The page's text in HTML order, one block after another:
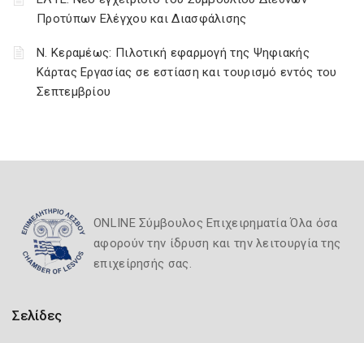
Προτύπων Ελέγχου και Διασφάλισης
Ν. Κεραμέως: Πιλοτική εφαρμογή της Ψηφιακής
Κάρτας Εργασίας σε εστίαση και τουρισμό εντός του
Σεπτεμβρίου
ONLINE Σύμβουλος Επιχειρηματία Όλα όσα
αφορούν την ίδρυση και την λειτουργία της
επιχείρησής σας.
Σελίδες